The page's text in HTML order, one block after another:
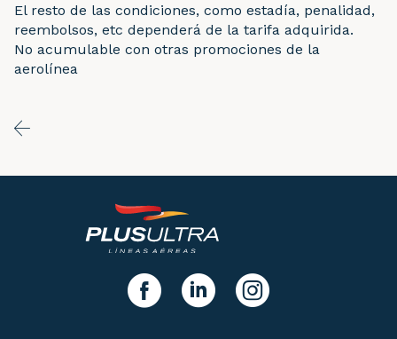
El resto de las condiciones, como estadía, penalidad,
reembolsos, etc dependerá de la tarifa adquirida.
No acumulable con otras promociones de la
aerolínea
facebooklinkedIn instagram